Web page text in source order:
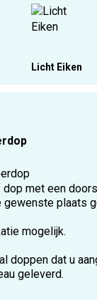
Licht Eiken
met een
gewenste plaats
mogelijk.
doppen dat u
geleverd.